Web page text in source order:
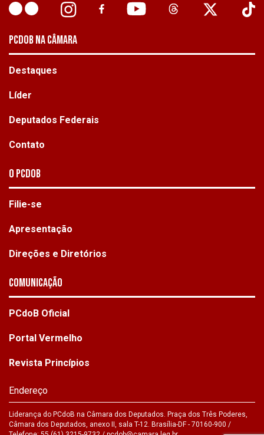
PCDOB NA CÂMARA
Destaques
Líder
Deputados Federais
Contato
O PCdoB
Filie-se
Apresentação
Direções e Diretórios
Comunicação
PCdoB Oficial
Portal Vermelho
Revista Princípios
Endereço
Liderança do PCdoB na Câmara dos Deputados. Praça dos Três Poderes,
Câmara dos Deputados, anexo II, sala T-12. Brasília-DF - 70160-900 /